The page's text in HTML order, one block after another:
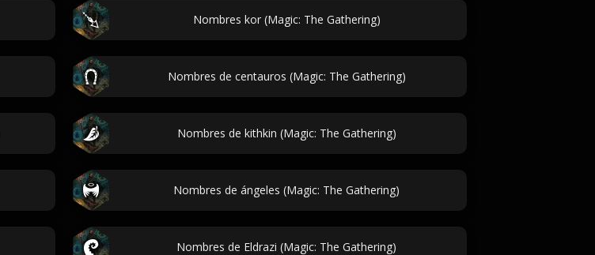
Nombres kor (Magic: The Gathering)
Nombres de centauros (Magic: The Gathering)
Nombres de kithkin (Magic: The Gathering)
Nombres de ángeles (Magic: The Gathering)
Nombres de Eldrazi (Magic: The Gathering)